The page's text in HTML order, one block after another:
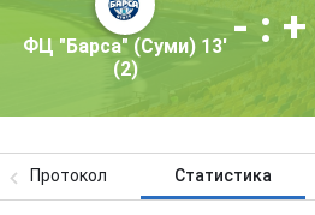
ФЦ "Барса" (Суми) 13'
(2)
- : +
Протокол Статистика